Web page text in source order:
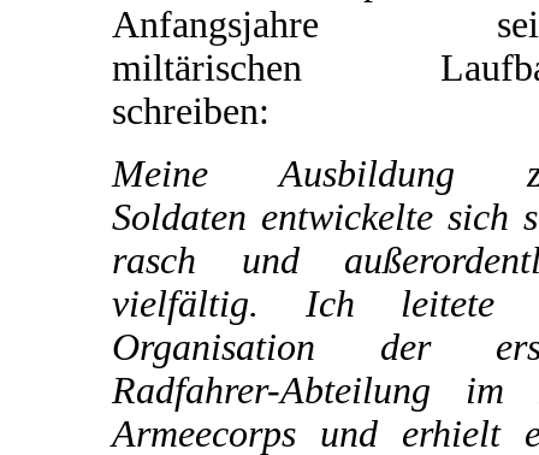
Anfangsjahre
miltärischen
schreiben:
Meine Ausbildung
Soldaten entwickelte sich
rasch und
vielfältig. Ich leitete
Organisation der
Radfahrer-Abteilung
Armeecorps und erhielt